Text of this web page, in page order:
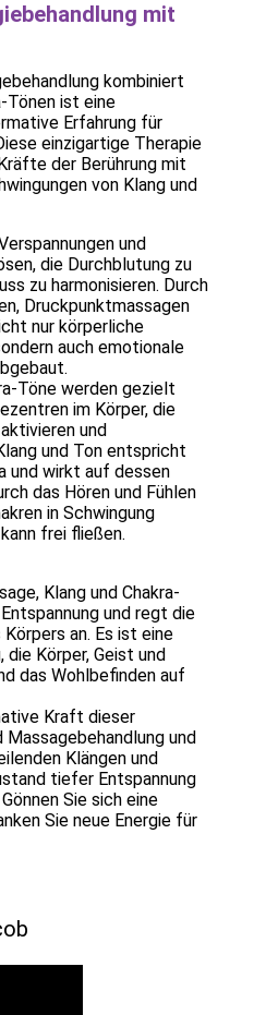
mit
kombiniert
Tönen ist eine
Erfahrung für
einzigartige Therapie
der Berührung mit
von Klang und
und
die Durchblutung zu
zu harmonisieren. Durch
Druckpunktmassagen
nur körperliche
auch emotionale
Töne werden gezielt
im Körper, die
und
und Ton entspricht
und wirkt auf dessen
das Hören und Fühlen
in Schwingung
frei fließen.
Klang und Chakra-
und regt die
an. Es ist eine
die Körper, Geist und
das Wohlbefinden auf
Kraft dieser
und
Klängen und
tiefer Entspannung
Sie sich eine
Sie neue Energie für